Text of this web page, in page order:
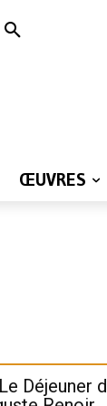
ŒUVRES
Déjeuner